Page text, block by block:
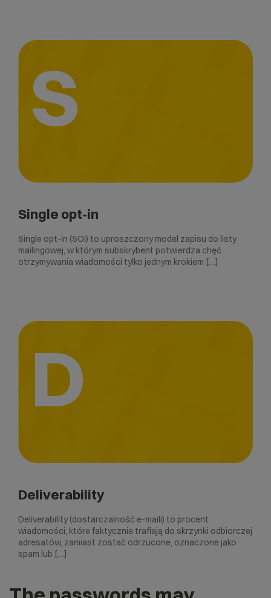
S
Single opt-in
Single opt-in (SOI) to uproszczony model zapisu do listy
mailingowej, w którym subskrybent potwierdza chęć
otrzymywania wiadomości tylko jednym krokiem […]
D
Deliverability
Deliverability (dostarczalność e-maili) to procent
wiadomości, które faktycznie trafiają do skrzynki odbiorczej
adresatów, zamiast zostać odrzucone, oznaczone jako
spam lub […]